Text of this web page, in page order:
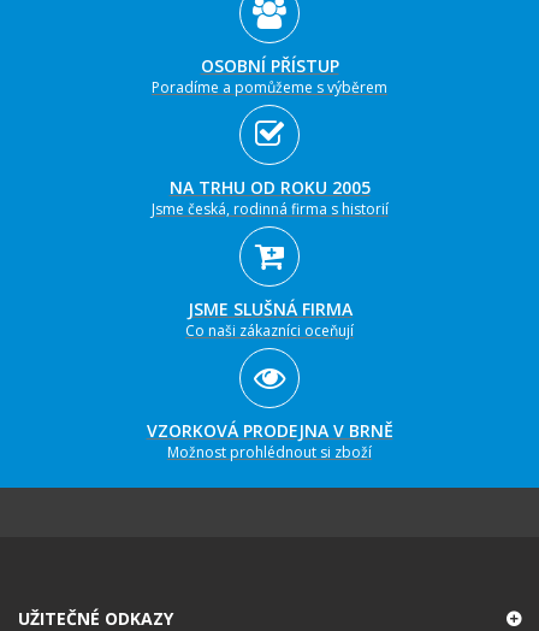
OSOBNÍ PŘÍSTUP
Poradíme a pomůžeme s výběrem
NA TRHU OD ROKU 2005
Jsme česká, rodinná firma s historií
JSME SLUŠNÁ FIRMA
Co naši zákazníci oceňují
VZORKOVÁ PRODEJNA V BRNĚ
Možnost prohlédnout si zboží
UŽITEČNÉ ODKAZY